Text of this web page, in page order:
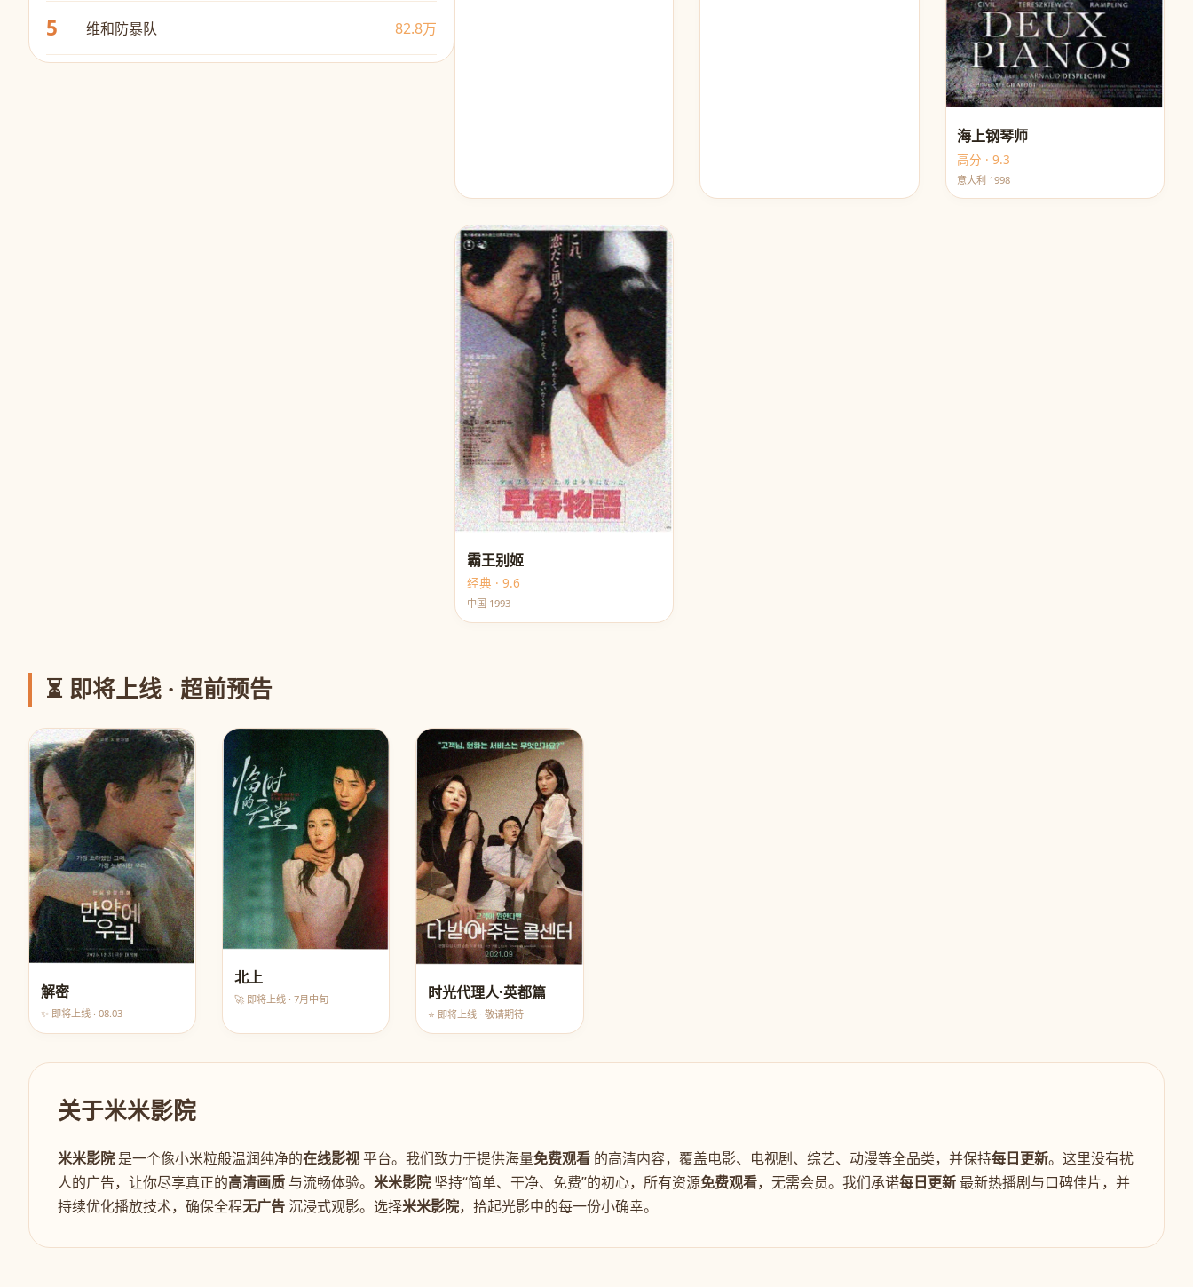
5 维和防暴队 82.8万
海上钢琴师
高分 · 9.3
意大利 1998
霸王别姬
经典 · 9.6
中国 1993
⏳ 即将上线 · 超前预告
解密
✨ 即将上线 · 08.03
北上
🚀 即将上线 · 7月中旬 时光代理人·英都篇
⭐ 即将上线 · 敬请期待
关于米米影院
米米影院 是一个像小米粒般温润纯净的在线影视平台。我们致力于提供海量免费观看 的高清内容，覆盖电影、电视剧、综艺、动漫等全品类，并保持每日更新。这里没有扰
人的广告，让你尽享真正的高清画质 与流畅体验。 米米影院 坚持“简单、干净、免费”的初心，所有资源免费观看，无需会员。我们承诺每日更新最新热播剧与口碑佳片，并
持续优化播放技术，确保全程无广告沉浸式观影。选择米米影院，拾起光影中的每一份小确幸。